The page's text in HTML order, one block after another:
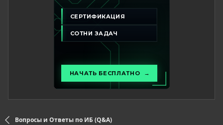
Вопросы и Ответы по ИБ (Q&A)